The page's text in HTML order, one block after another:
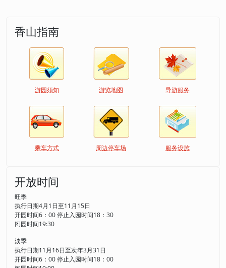
香山指南
游园须知 游览地图 导游服务
乘车方式 周边停车场 服务设施
开放时间
旺季
执行日期4月1日至11月15日
开园时间6：00 停止入园时间18：30
闭园时间19:30
淡季
执行日期11月16日至次年3月31日
开园时间6：00 停止入园时间18：00